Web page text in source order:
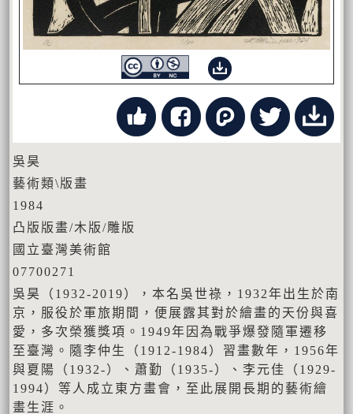
吳昊
藝術類\版畫
1984
凸版版畫/木版/雕版
國立臺灣美術館
07700271
吳昊（1932-2019），本名吳世祿，1932年出生於南
京，服役於軍旅期間，便展露其對於繪畫的天份與喜
愛，多次榮獲獎項。1949年因為戰爭爆發隨軍遷移
至臺灣。隨李仲生（1912-1984）習畫數年，1956年
與夏陽（1932-）、蕭勤（1935-）、李元佳（1929-
1994）等人成立東方畫會，至此展開長期的藝術繪
畫生涯。